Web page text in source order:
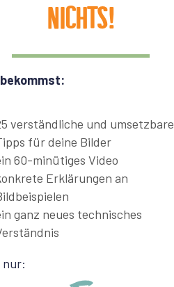
nichts!
verständliche und umsetzbare
für deine Bilder
60-minütiges Video
Erklärungen an
ganz neues technisches